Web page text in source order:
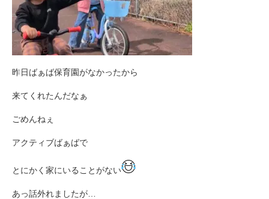
昨日ばぁば保育園がなかったから
来てくれたんだなぁ
ごめんねぇ
アクティブばぁばで
とにかく家にいることがない
あっ話外れましたが…